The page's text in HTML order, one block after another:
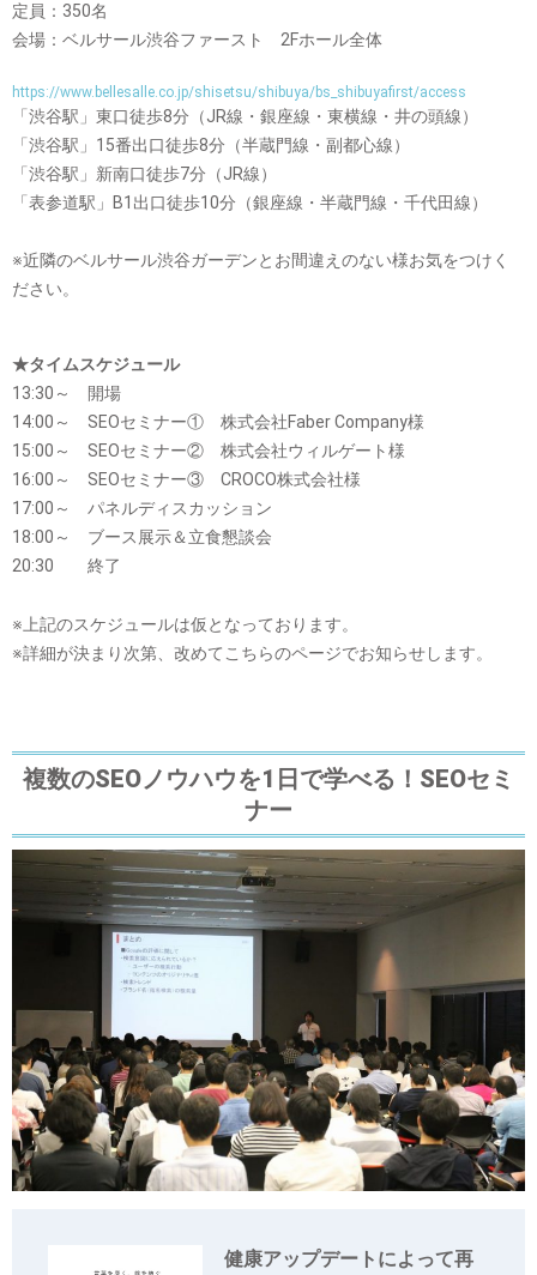
定員：350名
会場：ベルサール渋谷ファースト 2Fホール全体
https://www.bellesalle.co.jp/shisetsu/shibuya/bs_shibuyafirst/access
「渋谷駅」東口徒歩8分（JR線・銀座線・東横線・井の頭線）
「渋谷駅」15番出口徒歩8分（半蔵門線・副都心線）
「渋谷駅」新南口徒歩7分（JR線）
「表参道駅」B1出口徒歩10分（銀座線・半蔵門線・千代田線）
※近隣のベルサール渋谷ガーデンとお間違えのない様お気をつけく
ださい。
★タイムスケジュール
13:30～ 開場
14:00～ SEOセミナー① 株式会社Faber Company様
15:00～ SEOセミナー② 株式会社ウィルゲート様
16:00～ SEOセミナー③ CROCO株式会社様
17:00～ パネルディスカッション
18:00～ ブース展示＆立食懇談会
20:30 終了
※上記のスケジュールは仮となっております。
※詳細が決まり次第、改めてこちらのページでお知らせします。
複数のSEOノウハウを1日で学べる！SEOセミ
ナー
健康アップデートによって再